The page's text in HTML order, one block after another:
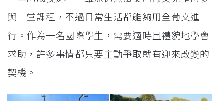
與一堂課程，不過日常生活都能夠用全葡文進
行。作為一名國際學生，需要適時且禮貌地學會
求助，許多事情都只要主動爭取就有迎來改變的
契機。